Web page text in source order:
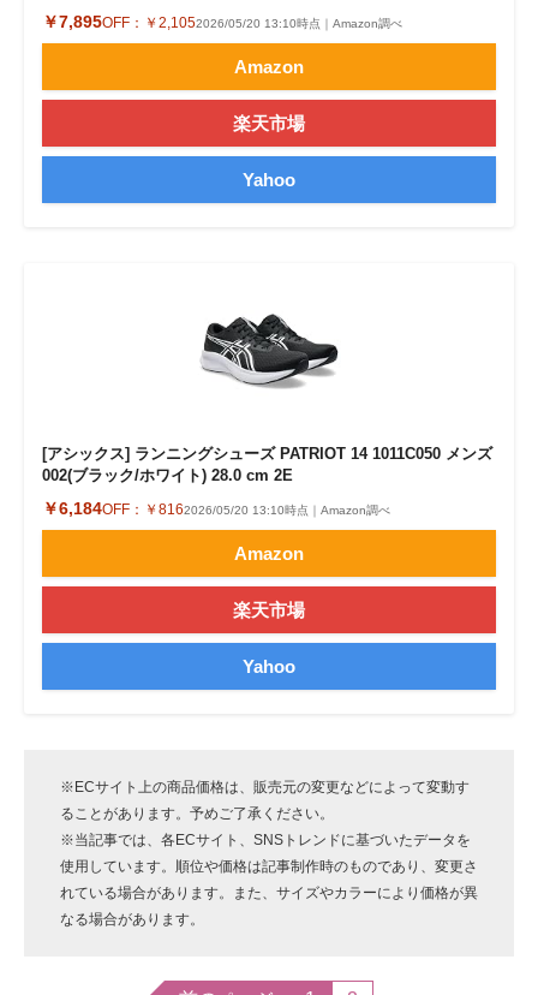
￥7,895OFF： ￥2,1052026/05/20 13:10時点｜Amazon調べ
Amazon
楽天市場
Yahoo
[アシックス] ランニングシューズ PATRIOT 14 1011C050 メンズ
002(ブラック/ホワイト) 28.0 cm 2E
￥6,184OFF： ￥8162026/05/20 13:10時点｜Amazon調べ
Amazon
楽天市場
Yahoo
※ECサイト上の商品価格は、販売元の変更などによって変動す
ることがあります。予めご了承ください。
※当記事では、各ECサイト、SNSトレンドに基づいたデータを
使用しています。順位や価格は記事制作時のものであり、変更さ
れている場合があります。また、サイズやカラーにより価格が異
なる場合があります。